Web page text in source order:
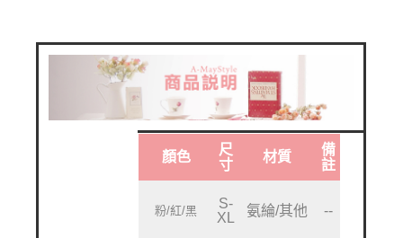
顏色
尺
寸
材質
備
註
粉/紅/黑
S-
XL
氨綸/其他 --